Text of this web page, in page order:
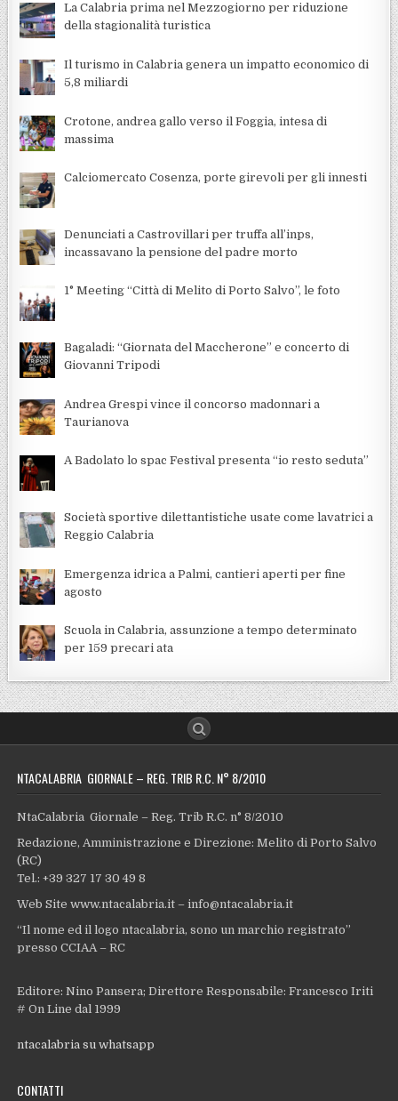
La Calabria prima nel Mezzogiorno per riduzione
della stagionalità turistica
Il turismo in Calabria genera un impatto economico di
5,8 miliardi
Crotone, andrea gallo verso il Foggia, intesa di
massima
Calciomercato Cosenza, porte girevoli per gli innesti
Denunciati a Castrovillari per truffa all’inps,
incassavano la pensione del padre morto
1° Meeting “Città di Melito di Porto Salvo”, le foto
Bagaladi: “Giornata del Maccherone” e concerto di
Giovanni Tripodi
Andrea Grespi vince il concorso madonnari a
Taurianova
A Badolato lo spac Festival presenta “io resto seduta”
Società sportive dilettantistiche usate come lavatrici a
Reggio Calabria
Emergenza idrica a Palmi, cantieri aperti per fine
agosto
Scuola in Calabria, assunzione a tempo determinato
per 159 precari ata
NTACALABRIA GIORNALE – REG. TRIB R.C. N° 8/2010
NtaCalabria Giornale – Reg. Trib R.C. n° 8/2010
Redazione, Amministrazione e Direzione: Melito di Porto Salvo
(RC)
Tel.: +39 327 17 30 49 8
Web Site www.ntacalabria.it – info@ntacalabria.it
“Il nome ed il logo ntacalabria, sono un marchio registrato”
presso CCIAA – RC
Editore: Nino Pansera; Direttore Responsabile: Francesco Iriti
# On Line dal 1999
ntacalabria su whatsapp
CONTATTI